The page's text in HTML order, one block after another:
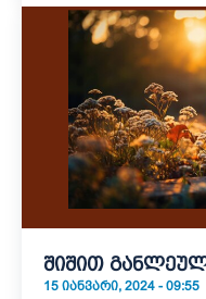
შიშით
15 ᲘᲐᲜᲕᲐᲠᲘ, 2024 - 09:55